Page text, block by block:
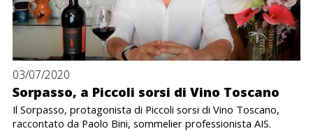
03/07/2020
Sorpasso, a Piccoli sorsi di Vino Toscano
Il Sorpasso, protagonista di Piccoli sorsi di Vino Toscano,
raccontato da Paolo Bini, sommelier professionista AIS.